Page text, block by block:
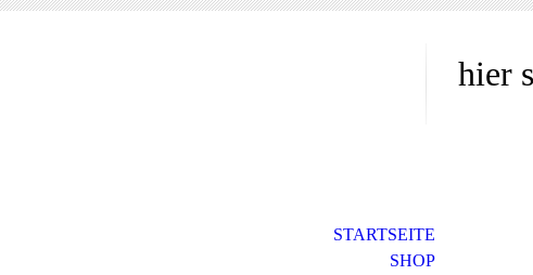
hier
STARTSEITE
SHOP